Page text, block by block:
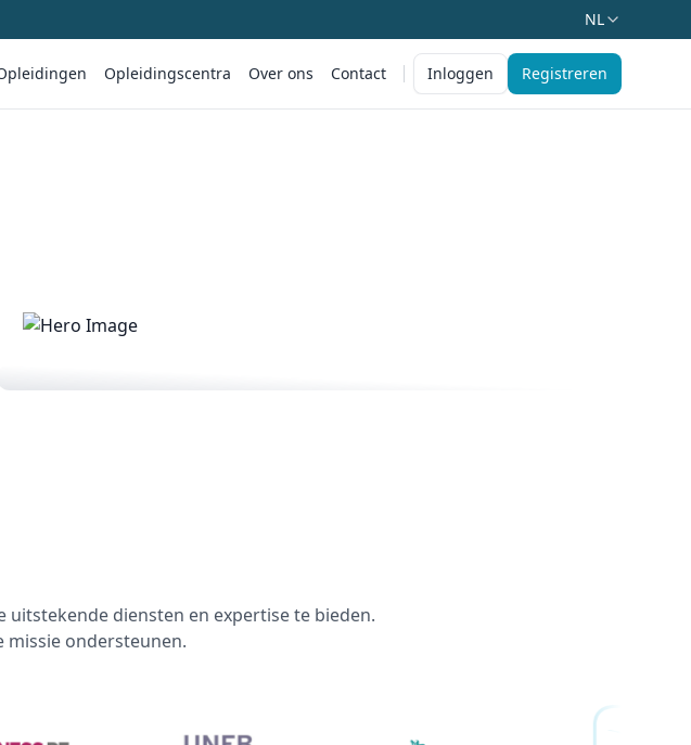
NL
Opleidingscentra Over ons Contact Inloggen Registreren
diensten en expertise te bieden.
missie ondersteunen.